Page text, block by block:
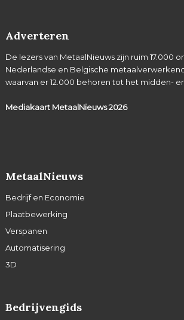
Adverteren
De lezers van MetaalNieuws zijn ruim 17.000
Nederlandse en Belgische
waarvan er 12.000 behoren tot het midden-
Mediakaart MetaalNieuws2026
MetaalNieuws
Bedrijf en Economie
Plaatbewerking
Verspanen
Automatisering
3D
Bedrijvengids